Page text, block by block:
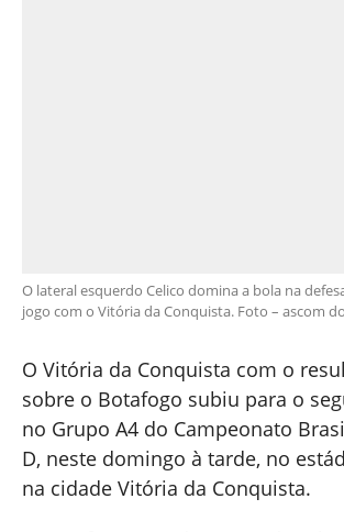
O lateral esquerdo Celico domina a bola na
jogo com o Vitória da Conquista. Foto – ascom
O Vitória da Conquista com o
sobre o Botafogo subiu para o
no Grupo A4 do Campeonato
D, neste domingo à tarde, no
na cidade Vitória da Conquista.